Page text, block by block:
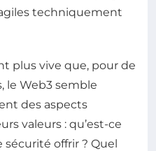
techniquement
plus vive que, pour de
le Web3 semble
des aspects
valeurs : qu’est-ce
sécurité offrir ? Quel